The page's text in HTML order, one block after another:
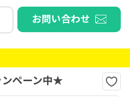
お問い合わせ
ペーン中★